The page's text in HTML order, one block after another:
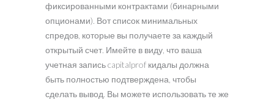
фиксированными контрактами (бинарными
опционами). Вот список минимальных
спредов, которые вы получаете за каждый
открытый счет. Имейте в виду, что ваша
учетная запись capitalprof кидалы должна
быть полностью подтверждена, чтобы
сделать вывод. Вы можете использовать те же